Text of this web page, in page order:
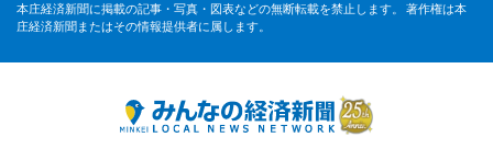
本庄経済新聞に掲載の記事・写真・図表などの無断転載を禁止します。 著作権は本
庄経済新聞またはその情報提供者に属します。